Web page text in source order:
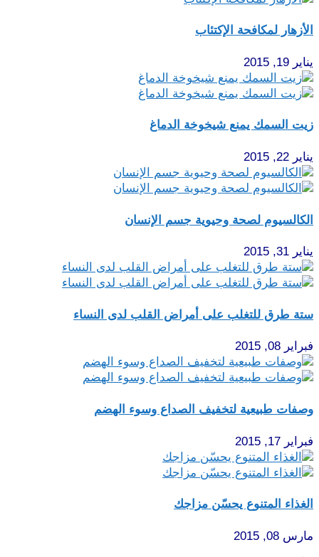
الأزهار لمكافحة الإكتئاب
يناير 19, 2015
زيت السمك يمنع شيخوخة الدماغ
يناير 22, 2015
الكالسيوم لصحة وحيوية جسم الإنسان
يناير 31, 2015
ستة طرق للتغلب على أمراض القلب لدى النساء
فبراير 08, 2015
وصفات طبيعية لتخفيف الصداع وسوء الهضم
فبراير 17, 2015
الغذاء المتنوع يحسّن مزاجك
مارس 08, 2015